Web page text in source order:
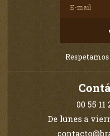
00 55
De lunes a